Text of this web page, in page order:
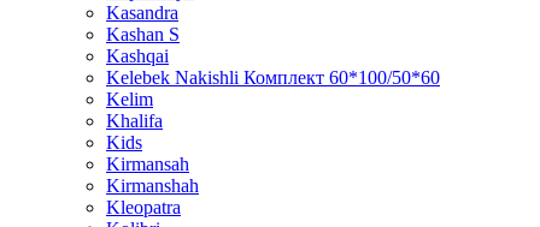
Kasandra
Kashan S
Kashqai
Kelebek Nakishli Комплект 60*100/50*60
Kelim
Khalifa
Kids
Kirmansah
Kirmanshah
Kleopatra